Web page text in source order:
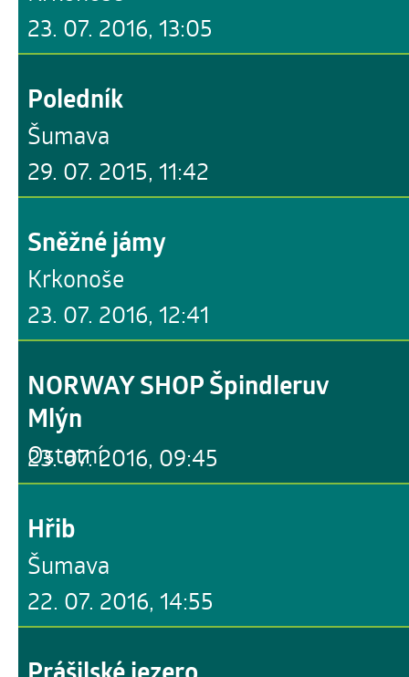
23. 07. 2016, 13:05
29. 07. 2015, 11:42
Poledník
Šumava
23. 07. 2016, 12:41
Sněžné jámy
Krkonoše
23. 07. 2016, 09:45
NORWAY SHOP Špindleruv
Mlýn
Ostatní
22. 07. 2016, 14:55
Hřib
Šumava